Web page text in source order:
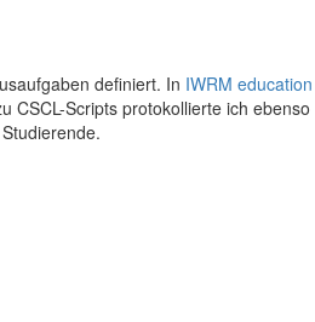
definiert. In IWRM education
CSCL-Scripts protokollierte ich ebenso